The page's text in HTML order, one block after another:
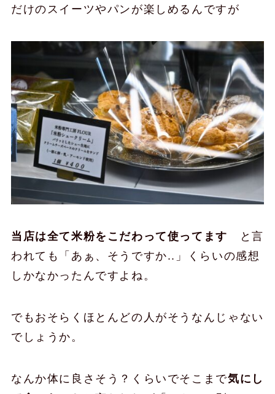
だけのスイーツやパンが楽しめるんですが
当店は全て米粉をこだわって使ってます と言
われても「あぁ、そうですか..」くらいの感想
しかなかったんですよね。
でもおそらくほとんどの人がそうなんじゃない
でしょうか。
なんか体に良さそう？くらいでそこまで気にし